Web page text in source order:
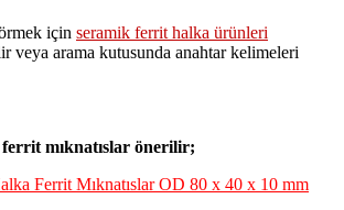
için seramik ferrit halka ürünleri
veya arama kutusunda anahtar kelimeleri
mıknatıslar önerilir;
Ferrit Mıknatıslar OD 80 x 40 x 10 mm